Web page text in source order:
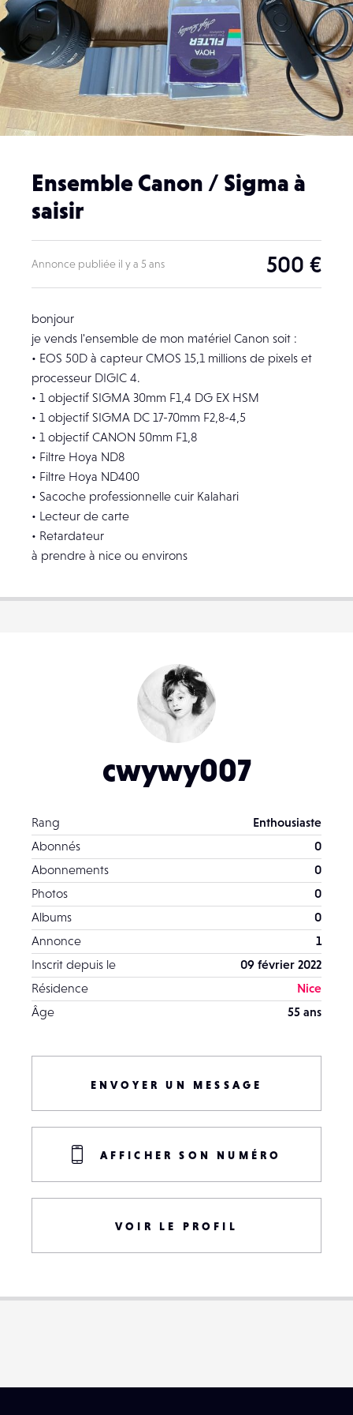
cwywy007
Rang
Enthousiaste
Abonnés
0
Abonnements
0
Photos
0
Albums
0
Annonce
1
Inscrit depuis le
09 février 2022
Résidence
Nice
Âge
55 ans
ENVOYER UN MESSAGE
AFFICHER SON NUMÉRO
VOIR LE PROFIL
Ensemble Canon / Sigma à
saisir
Annonce publiée il y a 5 ans 500 €
bonjour
je vends l'ensemble de mon matériel Canon soit :
• EOS 50D à capteur CMOS 15,1 millions de pixels et
processeur DIGIC 4.
• 1 objectif SIGMA 30mm F1,4 DG EX HSM
• 1 objectif SIGMA DC 17-70mm F2,8-4,5
• 1 objectif CANON 50mm F1,8
• Filtre Hoya ND8
• Filtre Hoya ND400
• Sacoche professionnelle cuir Kalahari
• Lecteur de carte
• Retardateur
à prendre à nice ou environs